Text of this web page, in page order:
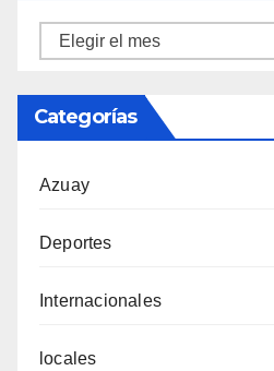
Ortiz
Categorías
Azuay
Deportes
Internacionales
locales